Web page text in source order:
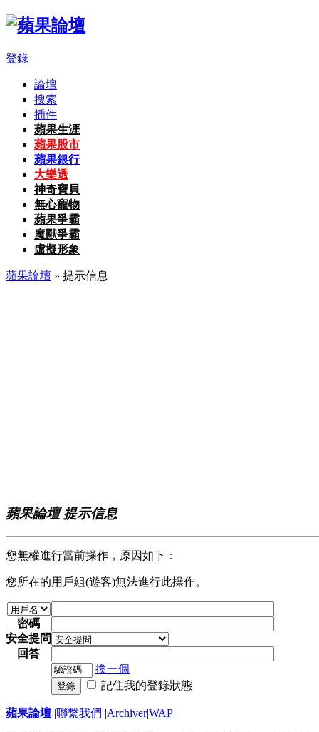
登錄
論壇
搜索
插件
蘋果生涯
蘋果股市
蘋果銀行
大樂透
神奇寶貝
無心寵物
蘋果爭霸
魔獸爭霸
虛擬形象
蘋果論壇 » 提示信息
蘋果論壇 提示信息
您無權進行當前操作，原因如下：
您所在的用戶組(遊客)無法進行此操作。
密碼
安全提問
回答
換一個
登錄 記住我的登錄狀態
蘋果論壇 |聯繫我們 |Archiver|WAP